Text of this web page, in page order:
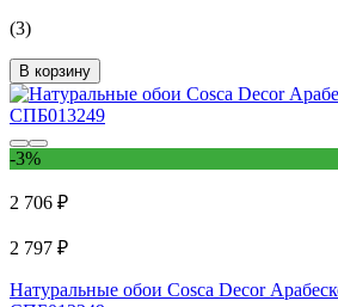
(3)
В корзину
-3%
2 706 ₽
2 797 ₽
Натуральные обои Cosca Decor